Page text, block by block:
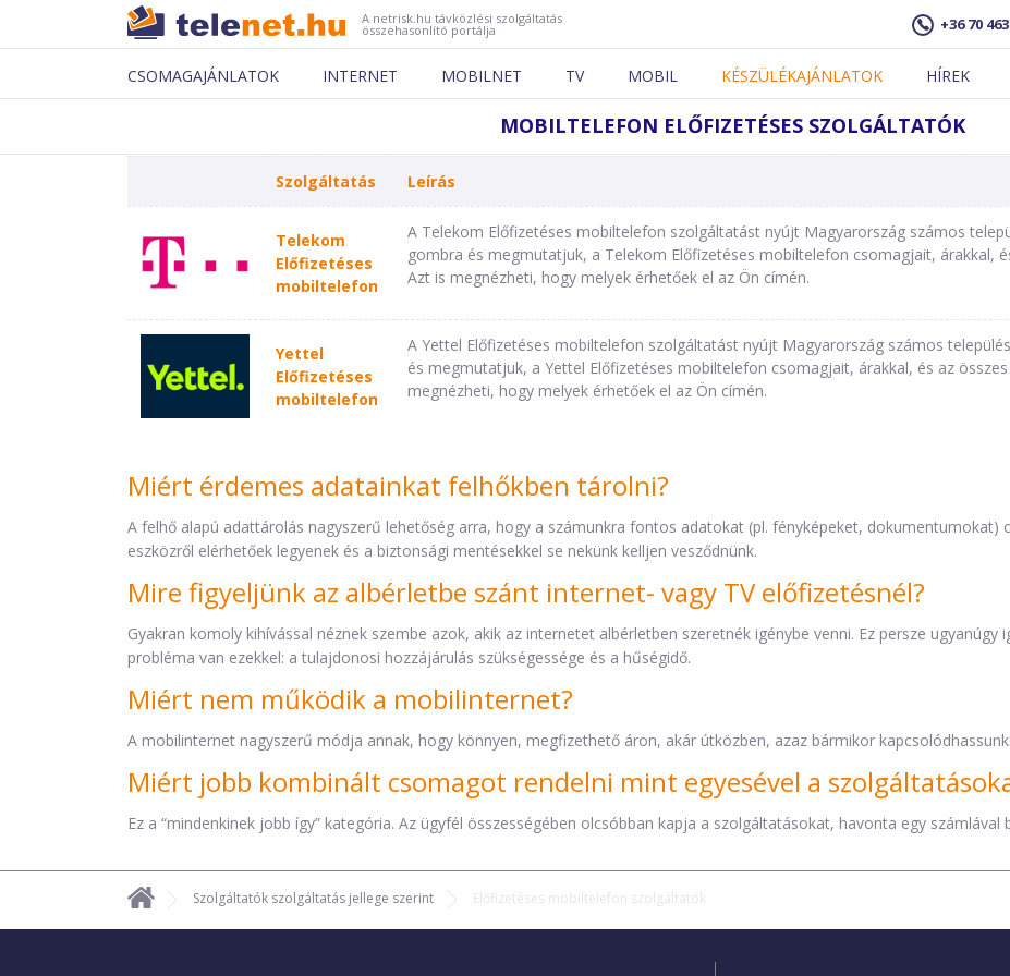
A netrisk.hu távközlési szolgáltatás
összehasonlító portálja +36 70
CSOMAGAJÁNLATOK INTERNET MOBILNET TV MOBIL KÉSZÜLÉKAJÁNLATOK HÍREK
MOBILTELEFON ELŐFIZETÉSES SZOLGÁLTATÓK
Szolgáltatás Leírás
Telekom
Előfizetéses
mobiltelefon
A Telekom Előfizetéses mobiltelefon szolgáltatást nyújt Magyarország számos
gombra és megmutatjuk, a Telekom Előfizetéses mobiltelefon csomagjait, árakkal,
Azt is megnézheti, hogy melyek érhetőek el az Ön címén.
Yettel
Előfizetéses
mobiltelefon
A Yettel Előfizetéses mobiltelefon szolgáltatást nyújt Magyarország számos
és megmutatjuk, a Yettel Előfizetéses mobiltelefon csomagjait, árakkal, és az
megnézheti, hogy melyek érhetőek el az Ön címén.
Miért érdemes adatainkat felhőkben tárolni?
A felhő alapú adattárolás nagyszerű lehetőség arra, hogy a számunkra fontos adatokat (pl. fényképeket,
eszközről elérhetőek legyenek és a biztonsági mentésekkel se nekünk kelljen vesződnünk.
Mire figyeljünk az albérletbe szánt internet- vagy TV előfizetésnél?
Gyakran komoly kihívással néznek szembe azok, akik az internetet albérletben szeretnék igénybe venni. Ez persze
probléma van ezekkel: a tulajdonosi hozzájárulás szükségessége és a hűségidő.
Miért nem működik a mobilinternet?
A mobilinternet nagyszerű módja annak, hogy könnyen, megfizethető áron, akár útközben, azaz bármikor
Miért jobb kombinált csomagot rendelni mint egyesével a
Ez a “mindenkinek jobb így” kategória. Az ügyfél összességében olcsóbban kapja a szolgáltatásokat, havonta egy
Szolgáltatók szolgáltatás jellege szerint Előfizetéses mobiltelefon szolgáltatók